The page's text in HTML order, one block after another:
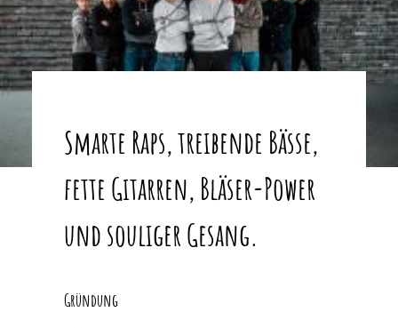
Smarte Raps, treibende Bässe,
fette Gitarren, Bläser-Power
und souliger Gesang.
Gründung